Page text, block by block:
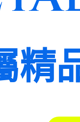
精